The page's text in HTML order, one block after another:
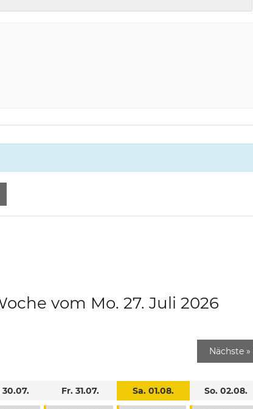
vom Mo. 27. Juli 2026
Nächste »
30.07. Fr. 31.07. Sa. 01.08. So. 02.08.